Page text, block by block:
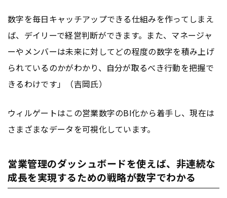
数字を毎日キャッチアップできる仕組みを作ってしまえ
ば、デイリーで経営判断ができます。また、マネージャ
ーやメンバーは未来に対してどの程度の数字を積み上げ
られているのかがわかり、自分が取るべき行動を把握で
きるわけです」（吉岡氏）
ウィルゲートはこの営業数字のBI化から着手し、現在は
さまざまなデータを可視化しています。
営業管理のダッシュボードを使えば、非連続な
成長を実現するための戦略が数字でわかる